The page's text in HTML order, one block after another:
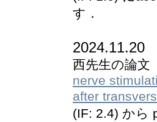
す．
2024.11.20
西先生の論文
nerve
after
(IF: 2.4) から